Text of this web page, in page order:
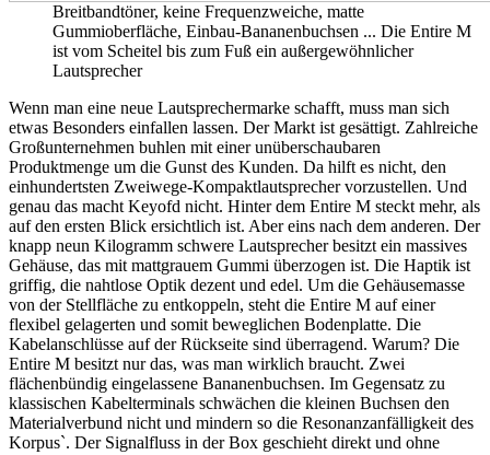
Breitbandtöner, keine Frequenzweiche, matte
Gummioberfläche, Einbau-Bananenbuchsen ... Die Entire M
ist vom Scheitel bis zum Fuß ein außergewöhnlicher
Lautsprecher
Wenn man eine neue Lautsprechermarke schafft, muss man sich
etwas Besonders einfallen lassen. Der Markt ist gesättigt. Zahlreiche
Großunternehmen buhlen mit einer unüberschaubaren
Produktmenge um die Gunst des Kunden. Da hilft es nicht, den
einhundertsten Zweiwege-Kompaktlautsprecher vorzustellen. Und
genau das macht Keyofd nicht. Hinter dem Entire M steckt mehr, als
auf den ersten Blick ersichtlich ist. Aber eins nach dem anderen. Der
knapp neun Kilogramm schwere Lautsprecher besitzt ein massives
Gehäuse, das mit mattgrauem Gummi überzogen ist. Die Haptik ist
griffig, die nahtlose Optik dezent und edel. Um die Gehäusemasse
von der Stellfläche zu entkoppeln, steht die Entire M auf einer
flexibel gelagerten und somit beweglichen Bodenplatte. Die
Kabelanschlüsse auf der Rückseite sind überragend. Warum? Die
Entire M besitzt nur das, was man wirklich braucht. Zwei
flächenbündig eingelassene Bananenbuchsen. Im Gegensatz zu
klassischen Kabelterminals schwächen die kleinen Buchsen den
Materialverbund nicht und mindern so die Resonanzanfälligkeit des
Korpus`. Der Signalfluss in der Box geschieht direkt und ohne